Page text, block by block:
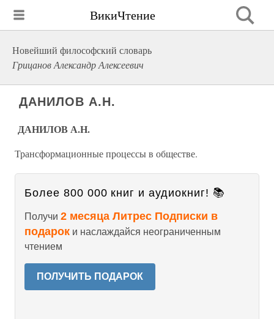
ВикиЧтение
Новейший философский словарь
Грицанов Александр Алексеевич
ДАНИЛОВ А.Н.
ДАНИЛОВ А.Н.
Трансформационные процессы в обществе.
Более 800 000 книг и аудиокниг! 📚
Получи 2 месяца Литрес Подписки в
подарок и наслаждайся неограниченным
чтением
ПОЛУЧИТЬ ПОДАРОК